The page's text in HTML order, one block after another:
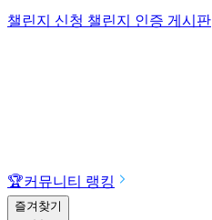
챌린지 신청 챌린지 인증 게시판
🏆커뮤니티 랭킹
즐겨찾기